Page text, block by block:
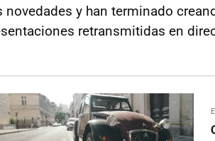
novedades y han terminado
retransmitidas en